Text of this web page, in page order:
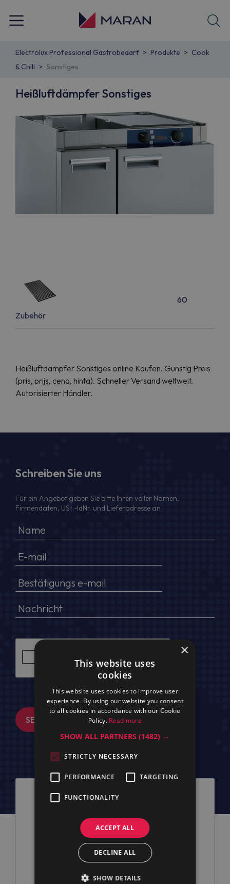
Electrolux Professional Gastrobedarf Produkte
Cook
& Chill
Sonstiges
Heißluftdämpfer Sonstiges
Zubehör
60
Heißluftdämpfer Sonstiges online Kaufen. Günstig Preis
(pris, prijs, cena, hinta). Schneller Versand weltweit.
Autorisierter Händler.
Schreiben Sie uns
Für ein Angebot geben Sie bitte Ihren voller Namen,
Firmendaten, USt.-IdNr. und Lieferadresse an
SENDEN
MARAN Projekt GmbH
×
This website uses
cookies
This website uses cookies to improve user
experience. By using our website you consent
to all cookies in accordance with our Cookie
Policy. Read more
SHOW ALL PARTNERS(1482) →
STRICTLY NECESSARY
PERFORMANCE TARGETING
FUNCTIONALITY
ACCEPT ALL
DECLINE ALL
SHOW DETAILS